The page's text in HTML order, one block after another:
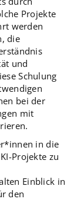
Projekte
werden
die
und
Schulung
bei der
mit
in die
Projekte zu
Einblick in
den